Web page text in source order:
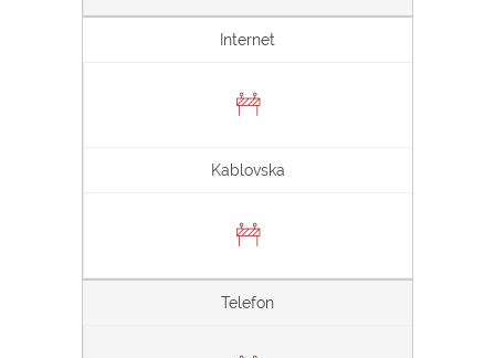
Internet
Kablovska
Telefon